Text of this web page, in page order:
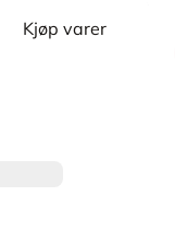
Kjøp varer